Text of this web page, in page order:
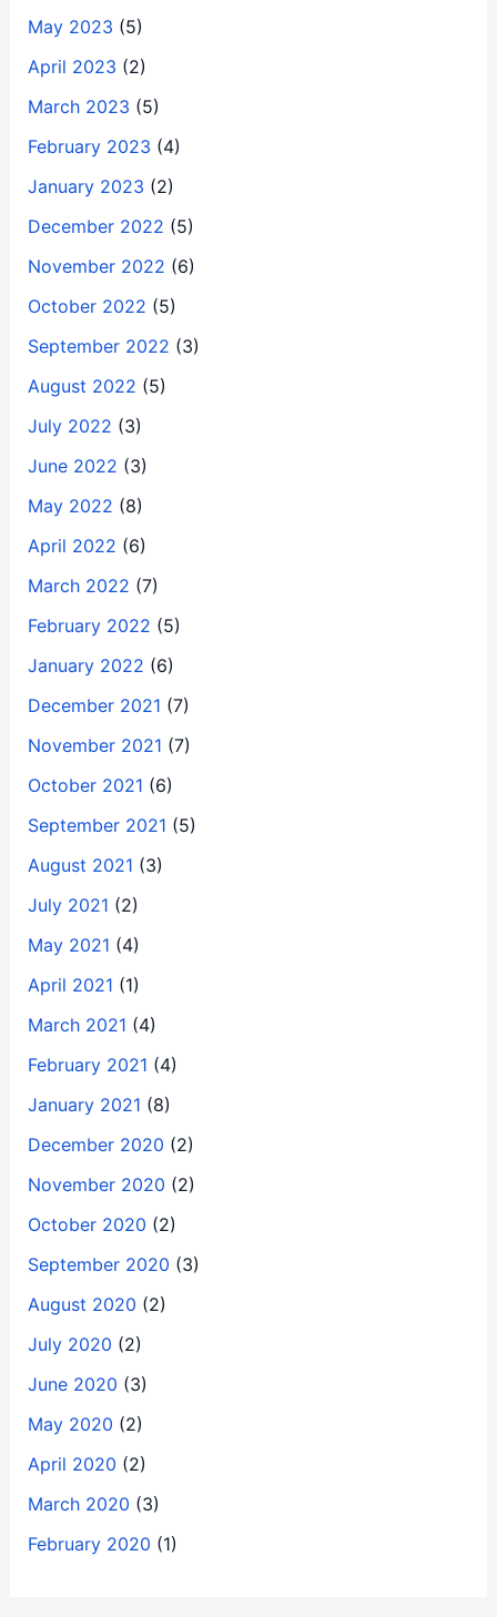
May 2023 (5)
April 2023 (2)
March 2023 (5)
February 2023 (4)
January 2023 (2)
December 2022 (5)
November 2022 (6)
October 2022 (5)
September 2022 (3)
August 2022 (5)
July 2022 (3)
June 2022 (3)
May 2022 (8)
April 2022 (6)
March 2022 (7)
February 2022 (5)
January 2022 (6)
December 2021 (7)
November 2021 (7)
October 2021 (6)
September 2021 (5)
August 2021 (3)
July 2021 (2)
May 2021 (4)
April 2021 (1)
March 2021 (4)
February 2021 (4)
January 2021 (8)
December 2020 (2)
November 2020 (2)
October 2020 (2)
September 2020 (3)
August 2020 (2)
July 2020 (2)
June 2020 (3)
May 2020 (2)
April 2020 (2)
March 2020 (3)
February 2020 (1)